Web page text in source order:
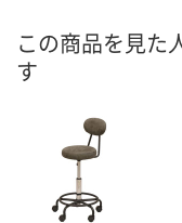
この商品を見た
す